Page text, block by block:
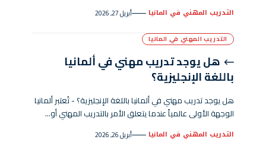
التدريب المهني في المانيا أبريل 27, 2026
التدريب المهني في المانيا
هل يوجد تدريب مهني في ألمانيا
باللغة الإنجليزية؟
هل يوجد تدريب مهني في ألمانيا باللغة الإنجليزية؟ - تُعتبر ألمانيا
الوجهة الأولى عالمياً عندما يتعلق الأمر بالتدريب المهني أو…
التدريب المهني في المانيا أبريل 26, 2026